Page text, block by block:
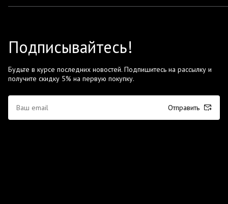
Подписывайтесь!
Будьте в курсе последних новостей. Подпишитесь на рассылку и
получите скидку 5% на первую покупку.
Отправить